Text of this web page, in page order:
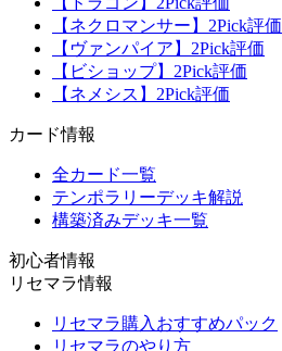
【ネクロマンサー】2Pick評価
【ヴァンパイア】2Pick評価
【ビショップ】2Pick評価
【ネメシス】2Pick評価
カード情報
全カード一覧
テンポラリーデッキ解説
構築済みデッキ一覧
初心者情報
リセマラ情報
リセマラ購入おすすめパック
リセマラのやり方